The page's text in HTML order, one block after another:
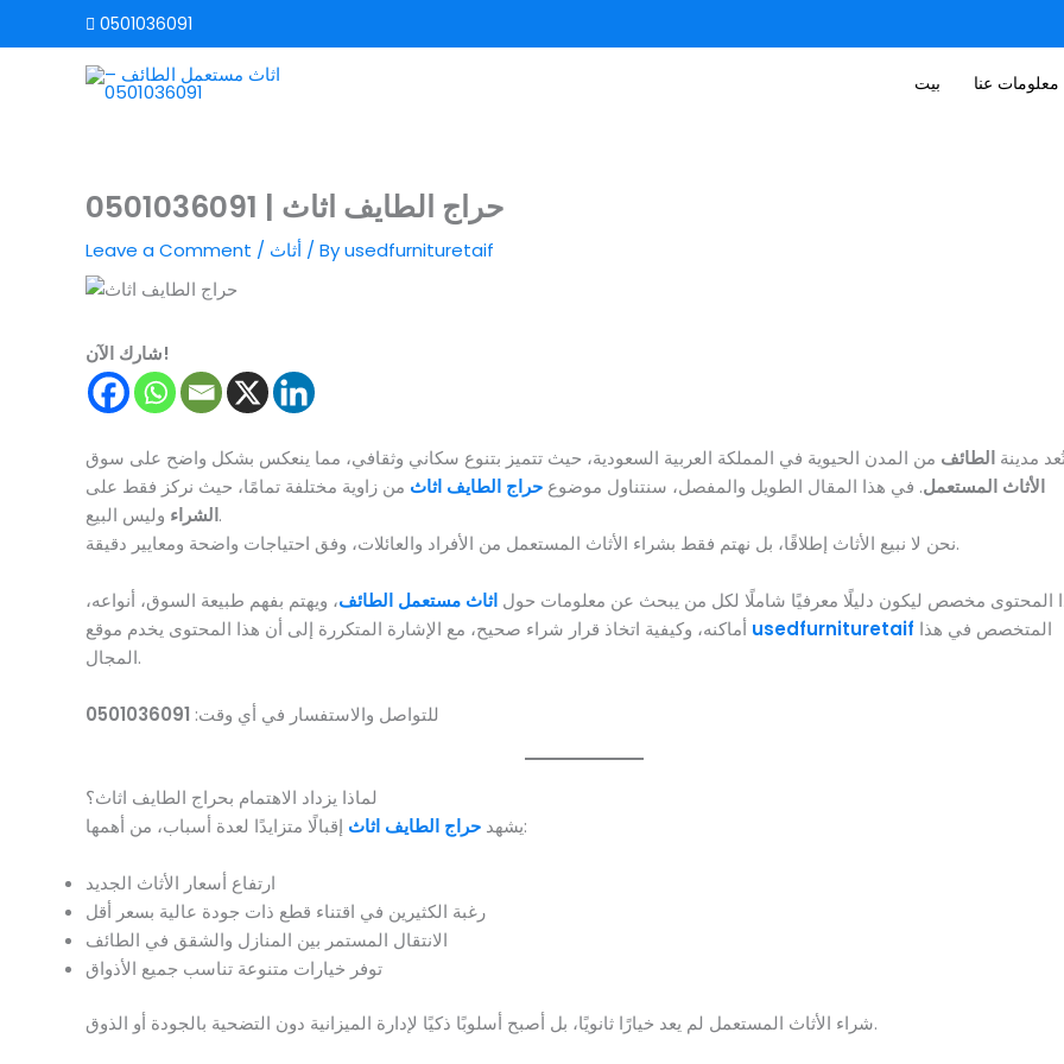
0501036091
بيت معلومات عنا
حراج الطايف اثاث | 0501036091
Leave a Comment / أثاث / Byusedfurnituretaif
شارك الآن!
مدينة الطائف من المدن الحيوية في المملكة العربية السعودية، حيث تتميز بتنوع سكاني وثقافي، مما ينعكس بشكل واضح على سوق
الأثاث المستعمل. في هذا المقال الطويل والمفصل، سنتناول موضوع حراج الطايف اثاث من زاوية مختلفة تمامًا، حيث نركز فقط على
الشراءوليس البيع.
نحن لا نبيع الأثاث إطلاقًا، بل نهتم فقط بشراء الأثاث المستعمل من الأفراد والعائلات، وفق احتياجات واضحة ومعايير دقيقة.
المحتوى مخصص ليكون دليلًا معرفيًا شاملًا لكل من يبحث عن معلومات حول اثاث مستعمل الطائف، ويهتم بفهم طبيعة السوق، أنواعه،
usedfurnituretaif المتخصص في هذا
المجال.
للتواصل والاستفسار في أي وقت: 0501036091
لماذا يزداد الاهتمام بحراج الطايف اثاث؟
يشهد حراج الطايف اثاث إقبالًا متزايدًا لعدة أسباب، من أهمها:
ارتفاع أسعار الأثاث الجديد
رغبة الكثيرين في اقتناء قطع ذات جودة عالية بسعر أقل
الانتقال المستمر بين المنازل والشقق في الطائف
توفر خيارات متنوعة تناسب جميع الأذواق
شراء الأثاث المستعمل لم يعد خيارًا ثانويًا، بل أصبح أسلوبًا ذكيًا لإدارة الميزانية دون التضحية بالجودة أو الذوق.